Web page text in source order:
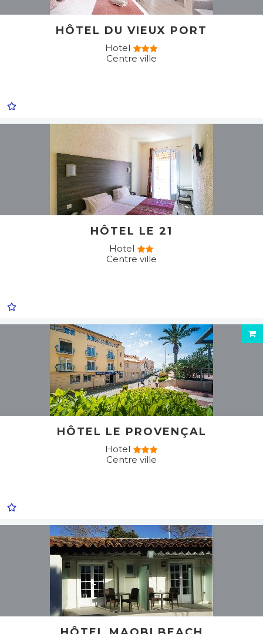
HÔTEL DU VIEUX PORT
Hotel
Centre ville
HÔTEL LE 21
Hotel
Centre ville
HÔTEL LE PROVENÇAL
Hotel
Centre ville